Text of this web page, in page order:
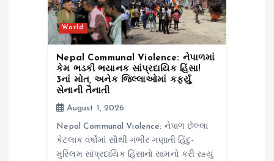
World
Nepal Communal Violence: નેપાળમાં
કેમ ભડકી ભયાનક સાંપ્રદાયિક હિંસા!
3નાં મોત, અનેક જિલ્લાઓમાં કર્ફ્યુ,
સેનાની તૈનાતી
August 1, 2026
Nepal Communal Violence: નેપાળ છેલ્લા
કેટલાક વર્ષોમાં સૌથી ગંભીર ગણાતી હિંદુ-
મુસ્લિમ સાંપ્રદાયિક હિંસાનો સામનો કરી રહ્યું